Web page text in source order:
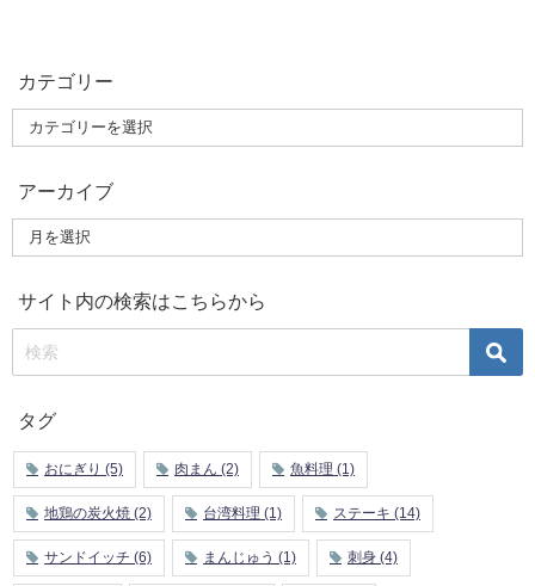
カテゴリー
アーカイブ
サイト内の検索はこちらから
タグ
おにぎり (5) 肉まん (2) 魚料理 (1)
地鶏の炭火焼 (2) 台湾料理 (1) ステーキ (14)
サンドイッチ (6) まんじゅう (1) 刺身 (4)